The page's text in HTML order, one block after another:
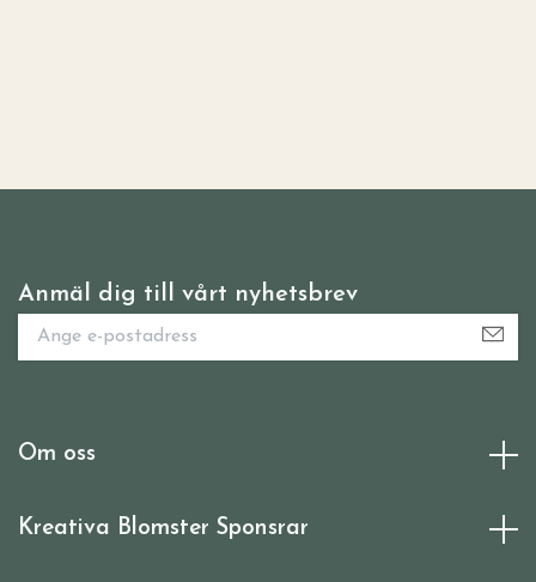
Anmäl dig till vårt nyhetsbrev
Om oss
Kreativa Blomster Sponsrar